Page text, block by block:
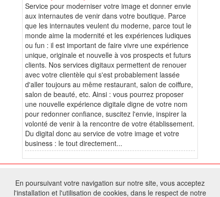
Service pour moderniser votre image et donner envie
aux internautes de venir dans votre boutique. Parce
que les internautes veulent du moderne, parce tout le
monde aime la modernité et les expériences ludiques
ou fun : il est important de faire vivre une expérience
unique, originale et nouvelle à vos prospects et futurs
clients. Nos services digitaux permettent de renouer
avec votre clientèle qui s'est probablement lassée
d'aller toujours au même restaurant, salon de coiffure,
salon de beauté, etc. Ainsi : vous pourrez proposer
une nouvelle expérience digitale digne de votre nom
pour redonner confiance, suscitez l'envie, inspirer la
volonté de venir à la rencontre de votre établissement.
Du digital donc au service de votre image et votre
business : le tout directement...
FontAwesome
Tous droits réservés - Toute reproduction du contenu de ce site, même
En poursuivant votre navigation sur notre site, vous acceptez
l'installation et l'utilisation de cookies, dans le respect de notre